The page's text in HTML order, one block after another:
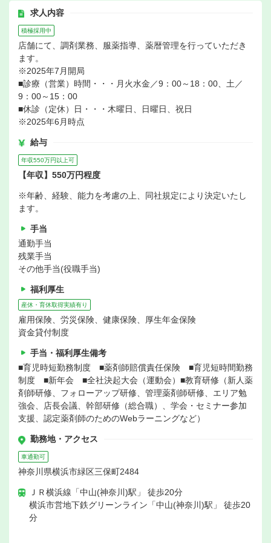
求人内容
積極採用中
店舗にて、調剤業務、服薬指導、薬暦管理を行っていただき
ます。
※2025年7月開局
■診療（営業）時間・・・月火水金／9：00～18：00、土／
9：00～15：00
■休診（定休）日・・・木曜日、日曜日、祝日
※2025年6月時点
給与
年収550万円以上可
【年収】550万円程度
※年齢、経験、能力を考慮の上、同社規定により決定いたし
ます。
手当
通勤手当
残業手当
その他手当(役職手当)
福利厚生
産休・育休取得実績有り
雇用保険、労災保険、健康保険、厚生年金保険
資金貸付制度
手当・福利厚生備考
■育児時短勤務制度 ■薬剤師賠償責任保険 ■育児短時間勤務
制度 ■新年会 ■全社決起大会（運動会）■教育研修（新人薬
剤師研修、フォローアップ研修、管理薬剤師研修、エリア勉
強会、店長会議、幹部研修（総合職）、学会・セミナー参加
支援、認定薬剤師のためのWebラーニングなど）
勤務地・アクセス
車通勤可
神奈川県横浜市緑区三保町2484
ＪＲ横浜線「中山(神奈川)駅」 徒歩20分
横浜市営地下鉄グリーンライン「中山(神奈川)駅」 徒歩20
分